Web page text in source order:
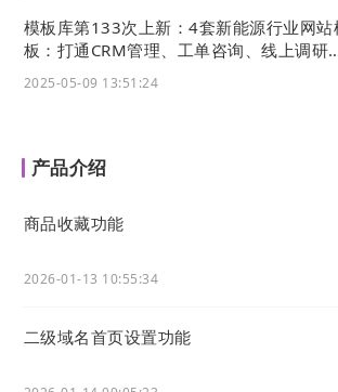
模板库第133次上新：4套新能源行业网站
板：打通CRM管理、工单咨询、线上调研
单等功能应用
2025-05-09 13:51:24
产品介绍
商品收藏功能
2026-01-13 10:55:34
二级域名首页设置功能